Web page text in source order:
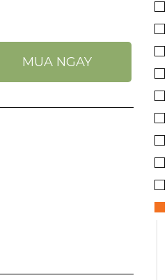
Cá Chống Mài Mòn số lượng
MUA NGAY